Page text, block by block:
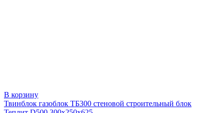
В корзину
Твинблок газоблок ТБ300 стеновой строительный блок